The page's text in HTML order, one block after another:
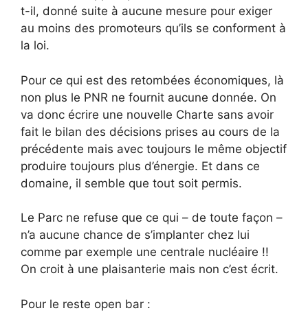
t-il, donné suite à aucune mesure pour exiger
au moins des promoteurs qu’ils se conforment à
la loi.
Pour ce qui est des retombées économiques, là
non plus le PNR ne fournit aucune donnée. On
va donc écrire une nouvelle Charte sans avoir
fait le bilan des décisions prises au cours de la
précédente mais avec toujours le même objectif
produire toujours plus d’énergie. Et dans ce
domaine, il semble que tout soit permis.
Le Parc ne refuse que ce qui – de toute façon –
n’a aucune chance de s’implanter chez lui
comme par exemple une centrale nucléaire !!
On croit à une plaisanterie mais non c’est écrit.
Pour le reste open bar :